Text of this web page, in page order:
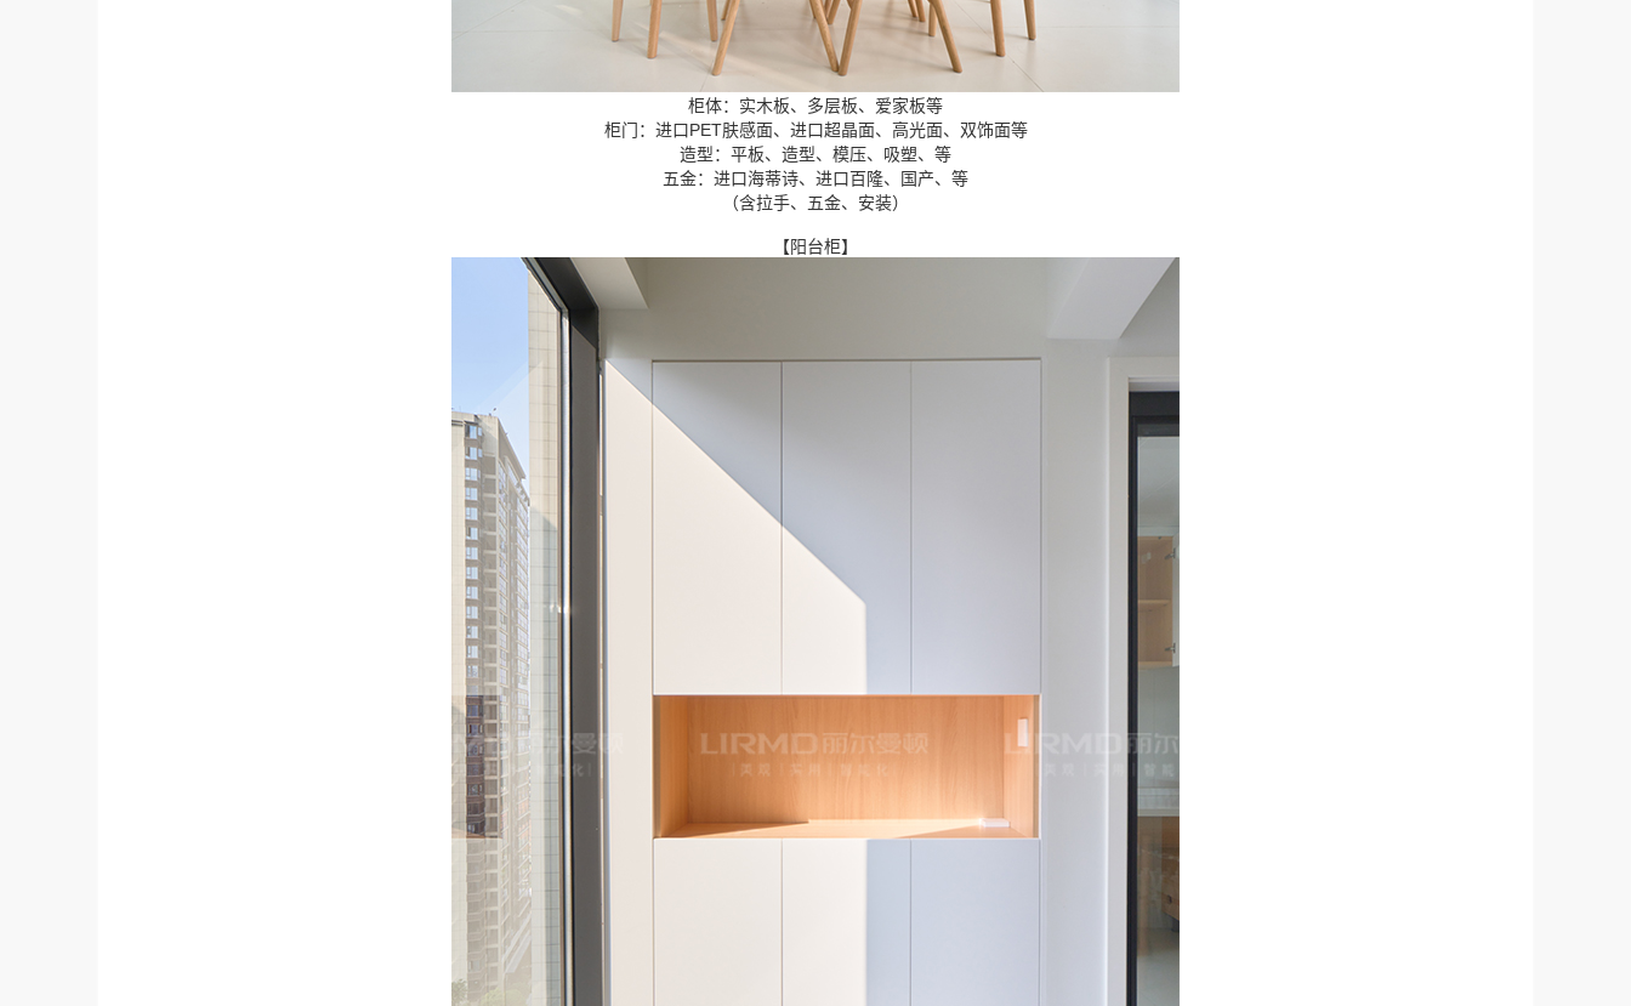
柜体：实木板、多层板、爱家板等
柜门：进口PET肤感面、进口超晶面、高光面、双饰面等
造型：平板、造型、模压、吸塑、等
五金：进口海蒂诗、进口百隆、国产、等
（含拉手、五金、安装）
【阳台柜】